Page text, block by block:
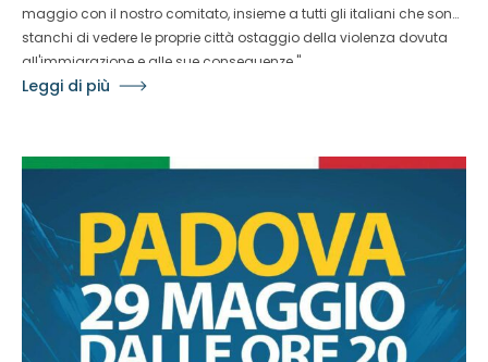
maggio con il nostro comitato, insieme a tutti gli italiani che sono
stanchi di vedere le proprie città ostaggio della violenza dovuta
all'immigrazione e alle sue conseguenze."
Leggi di più